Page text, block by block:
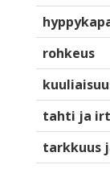
rohkeus
tahti ja
tarkkuus